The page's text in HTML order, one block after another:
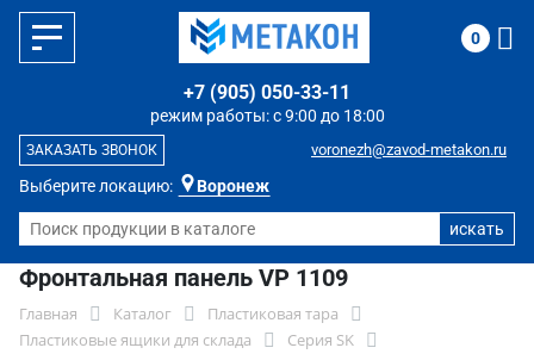
Выберите локацию: Воронеж
режим работы: с 9:00 до 18:00
+7 (905) 050-33-11
voronezh@zavod-metakon.ru
ЗАКАЗАТЬ ЗВОНОК
0
Фронтальная панель VP 1109
Главная Каталог
Пластиковая тара
Пластиковые ящики для склада
Серия SK